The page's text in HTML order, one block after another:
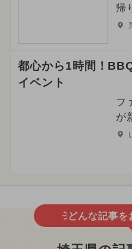
帰
都心から1時間！
イベント
フ
が
どんな記事を